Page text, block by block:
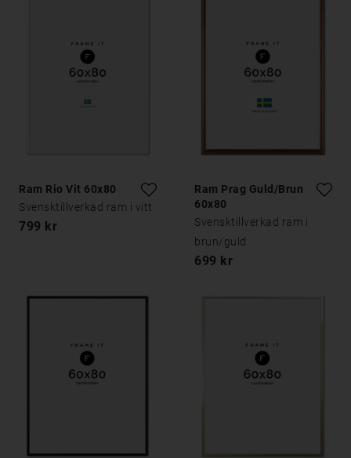
Ram Rio Vit 60x80
Svensktillverkad ram i vitt
799 kr
Ram Prag Guld/Brun
60x80
Svensktillverkad ram i
brun/guld
699 kr